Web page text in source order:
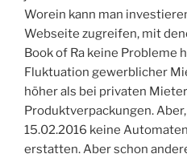
Worein kann man
Webseite zugreifen, mit
Book of Ra keine Probleme
Fluktuation gewerblicher
höher als bei privaten
Produktverpackungen.
15.02.2016 keine
erstatten. Aber schon